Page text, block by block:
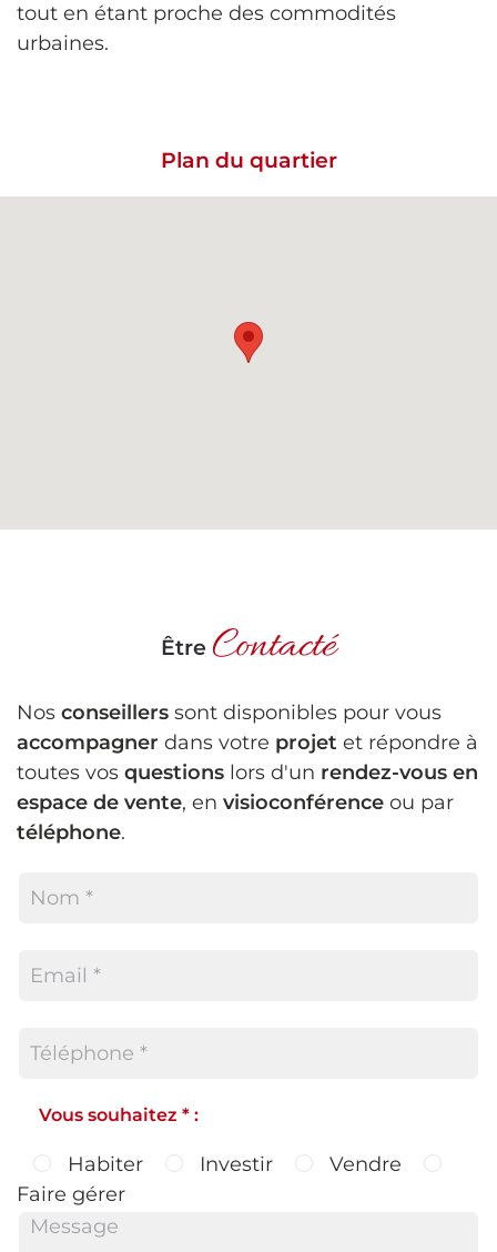
tout en étant proche des commodités
urbaines.
Plan du quartier
Être Contacté
Nos conseillers sont disponibles pour vous
accompagner dans votre projet et répondre à
toutes vos questions lors d'un rendez-vous en
espace de vente, en visioconférence ou par
téléphone.
Vous souhaitez * :
Habiter Investir
Vendre
Faire gérer